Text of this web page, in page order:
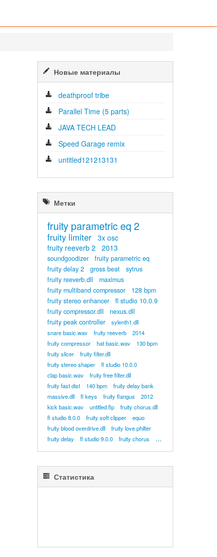
Новые материалы
deathproof tribe
Parallel Time (5 parts)
JAVA TECH LEAD
Speed Garage remix
untitled121213131
Метки
fruity parametric eq 2
fruity limiter 3x osc
fruity reeverb 2
2013
soundgoodizer
fruity parametric eq
fruity delay 2
gross beat
sytrus
fruity reeverb.dll
maximus
fruity multiband compressor
128 bpm
fruity stereo enhancer
fl studio 10.0.9
fruity compressor.dll
nexus.dll
fruity peak controller
sylenth1.dll
snare basic.wav
fruity reeverb
2014
fruity compressor
hat basic.wav
130 bpm
fruity slicer
fruity filter.dll
fruity stereo shaper
fl studio 10.0.0
clap basic.wav
fruity free filter.dll
fruity fast dist
140 bpm
fruity delay bank
massive.dll
fl keys fruity flangus
2012
kick basic.wav
untitled.flp
fruity chorus.dll
fl studio 8.0.0
fruity soft clipper
equo
fruity blood overdrive.dll
fruity love philter
fruity delay
fl studio 9.0.0 fruity chorus ...
Статистика